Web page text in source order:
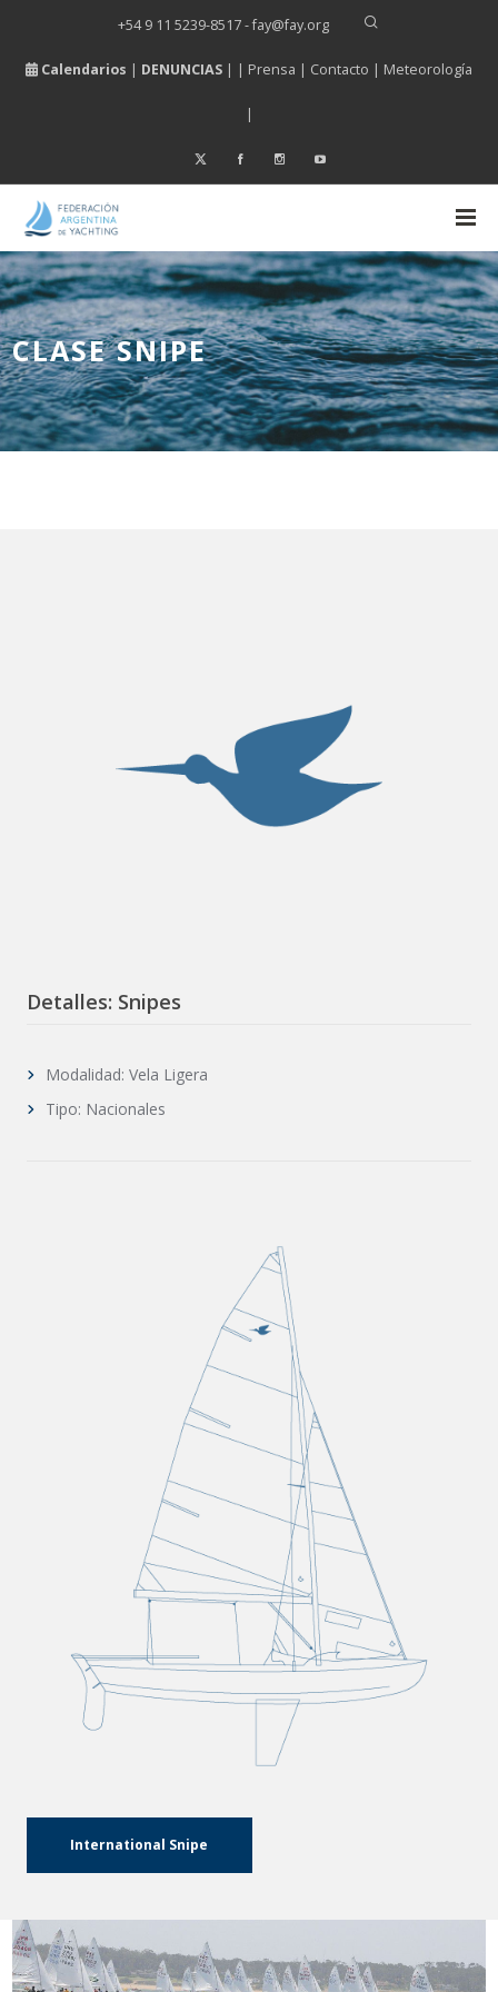
+54 9 11 5239-8517 - fay@fay.org
Calendarios | DENUNCIAS | | Prensa | Contacto | Meteorología
|
CLASE SNIPE
Detalles: Snipes
Modalidad: Vela Ligera
Tipo: Nacionales
International Snipe